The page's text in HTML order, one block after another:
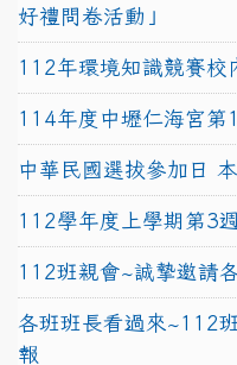
好禮問卷活動」
112年環境知識競賽校
114年度中壢仁海宮第
中華民國選拔參加日
112學年度上學期第3
112班親會~誠摯邀請
各班班長看過來~112
報